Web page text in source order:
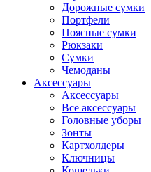
Дорожные сумки
Портфели
Поясные сумки
Рюкзаки
Сумки
Чемоданы
Аксессуары
Аксессуары
Все аксессуары
Головные уборы
Зонты
Картхолдеры
Ключницы